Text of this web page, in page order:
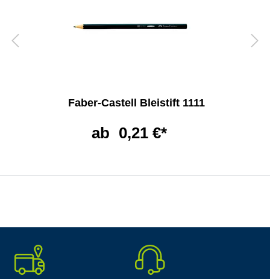
Faber-Castell Bleistift 1111
ab 0,21 €*